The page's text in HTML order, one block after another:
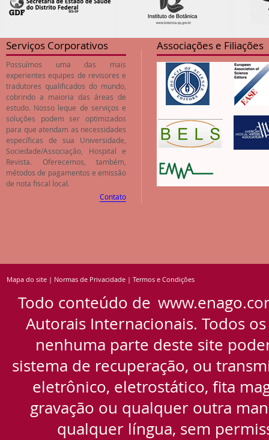
Serviços Corporativos
Possuímos uma das mais
experientes equipes de revisores e
tradutores qualificados do mundo,
cobrindo a maioria das áreas de
estudo. Nosso leque de serviços e
soluções podem ser optimizados
para que atendam as necessidades
específicas de sua Universidade,
Sociedade/Associação, Hospital e
Revista. Oferecemos, também,
métodos de pagamentos e emissão
de nota fiscal local.
Contato
Associações e Filiações
Mapa do site | Normas de Privacidade | Termos e Condições
Todo conteúdo de
Autorais Internacionais. Todos
nenhuma parte deste site
sistema de recuperação, ou
eletrônico, eletrostático, fita
gravação ou qualquer outra
qualquer língua, sem